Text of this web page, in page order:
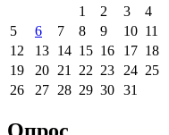
1
2 3
4
5
6 7 8 9 10 11
12
13 14 15 16 17 18
19
20 21 22 23 24 25
26
27 28 29 30 31
Опрос